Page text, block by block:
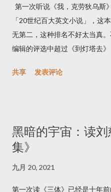
第一次听说《我，克劳狄乌斯
「20世纪百大英文小说」，这
无第二，这种排名不好太当真
编辑的评选中超过《到灯塔去
有其独到之处。后来我又看到乔
录，讲述了罗马帝国第一个王
史。我的历史知识不足，无法
近了读者与书中人物的距离；
共享 发表评论
黑暗的宇宙：读
集》
九月 20, 2021
第一次读《三体》已经是十年